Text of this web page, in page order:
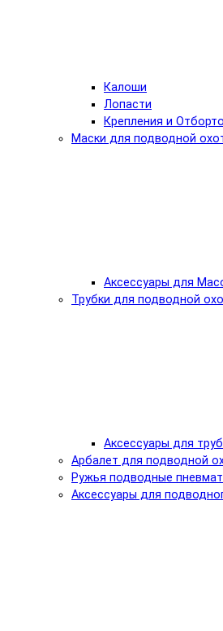
Калоши
Лопасти
Крепления и
Маски для подводной
Аксессуары для
Трубки для подводной
Аксессуары для
Арбалет для подводной
Ружья подводные
Аксессуары для